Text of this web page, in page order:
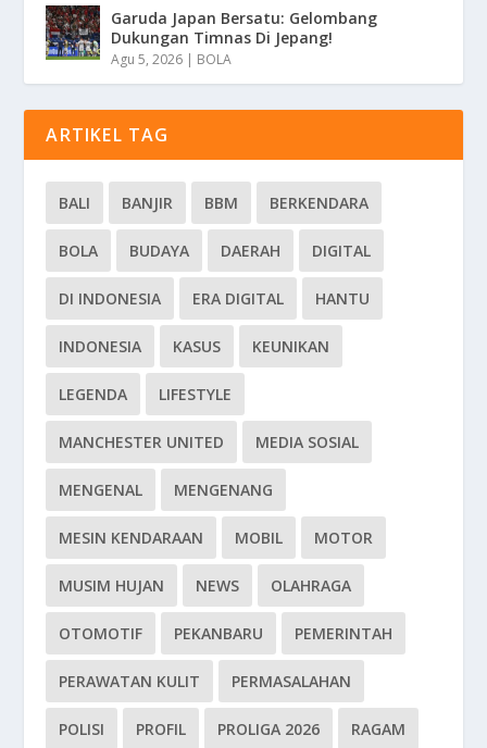
Garuda Japan Bersatu: Gelombang
Dukungan Timnas Di Jepang!
Agu 5, 2026 | BOLA
ARTIKEL TAG
BALI BANJIR BBM BERKENDARA
BOLA BUDAYA DAERAH DIGITAL
DI INDONESIA ERA DIGITAL HANTU
INDONESIA KASUS KEUNIKAN
LEGENDA LIFESTYLE
MANCHESTER UNITED MEDIA SOSIAL
MENGENAL MENGENANG
MESIN KENDARAAN MOBIL MOTOR
MUSIM HUJAN NEWS OLAHRAGA
OTOMOTIF PEKANBARU PEMERINTAH
PERAWATAN KULIT PERMASALAHAN
POLISI PROFIL PROLIGA 2026 RAGAM